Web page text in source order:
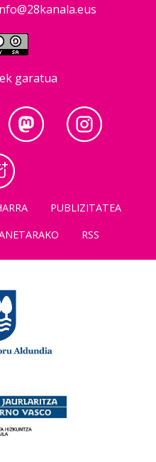
garatua
PUBLIZITATEA
RSS